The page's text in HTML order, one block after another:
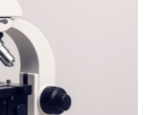
sie auch in
den Hentschel-
jüngere
40 Jahren. Geehrt
oder eine
zum Thema